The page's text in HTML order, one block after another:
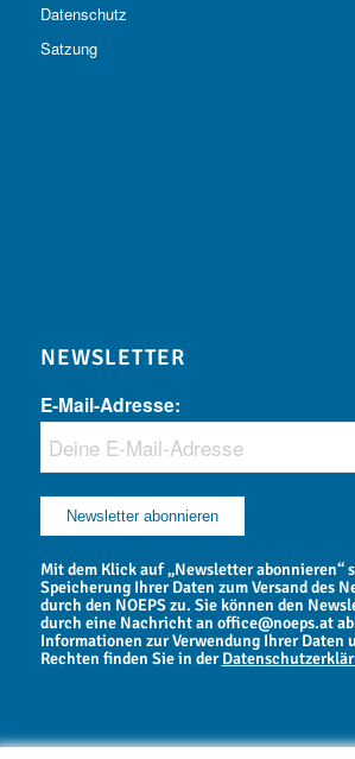
Datenschutz
Satzung
NEWSLETTER
E-Mail-Adresse:
Mit dem Klick auf „Newsletter abonnieren“
Speicherung Ihrer Daten zum Versand des
durch den NOEPS zu. Sie können den
durch eine Nachricht an office@noeps.at
Informationen zur Verwendung Ihrer Daten
Rechten finden Sie in der